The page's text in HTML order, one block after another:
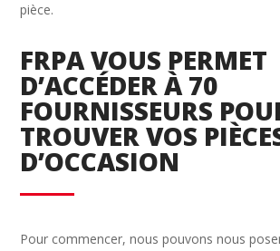
pièce.
FRPA VOUS PERMET
D’ACCÉDER À 70
FOURNISSEURS
TROUVER VOS
D’OCCASION
Pour commencer, nous pouvons nous